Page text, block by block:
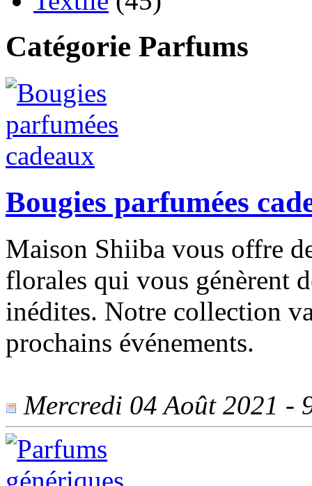
Catégorie Parfums
Bougies parfumées
Maison Shiiba vous offre
florales qui vous génèrent
inédites. Notre collection
prochains événements.
Mercredi 04 Août 2021 -